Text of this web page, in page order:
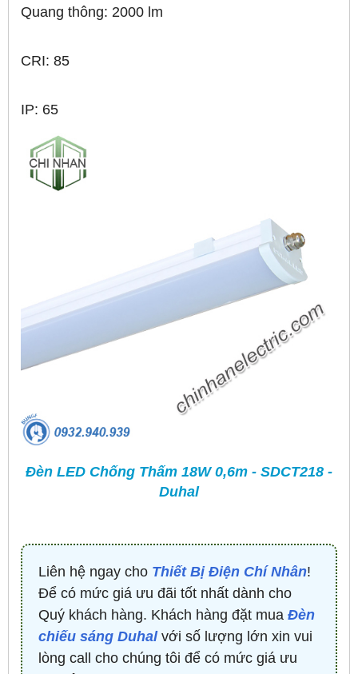
Quang thông: 2000 lm
CRI: 85
IP: 65
Đèn LED Chống Thấm 18W 0,6m - SDCT218 -
Duhal
Liên hệ ngay cho Thiết Bị Điện Chí Nhân!
Để có mức giá ưu đãi tốt nhất dành cho
Quý khách hàng. Khách hàng đặt mua Đèn
chiếu sáng Duhalvới số lượng lớn xin vui
lòng call cho chúng tôi để có mức giá ưu